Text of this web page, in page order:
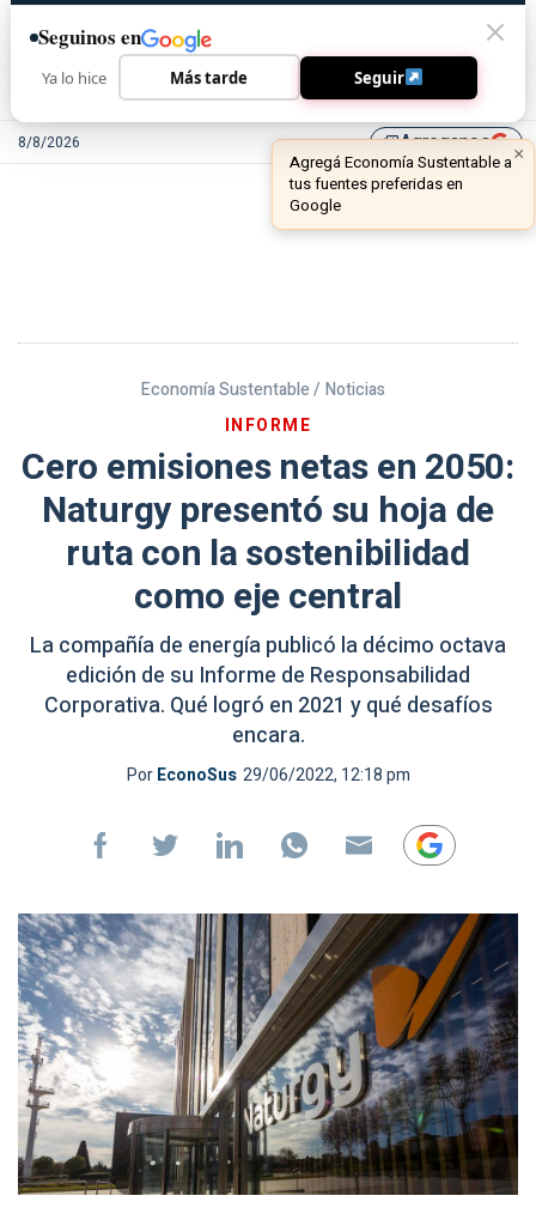
8/8/2026 library_addAgreganos
Economía Sustentable / Noticias
INFORME
Cero emisiones netas en 2050:
Naturgy presentó su hoja de
ruta con la sostenibilidad
como eje central
La compañía de energía publicó la décimo octava
edición de su Informe de Responsabilidad
Corporativa. Qué logró en 2021 y qué desafíos
encara.
PorEconoSus 29/06/2022, 12:18 pm
Seguinos en
Ya lo hice Más tarde Seguir